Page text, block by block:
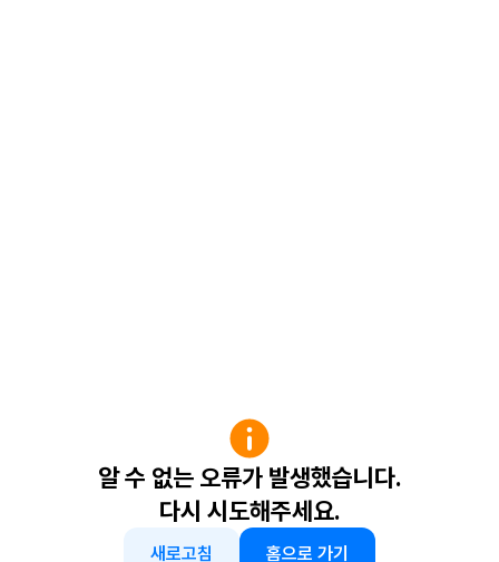
알 수 없는 오류가 발생했습니다.
다시 시도해주세요.
새로고침 홈으로 가기